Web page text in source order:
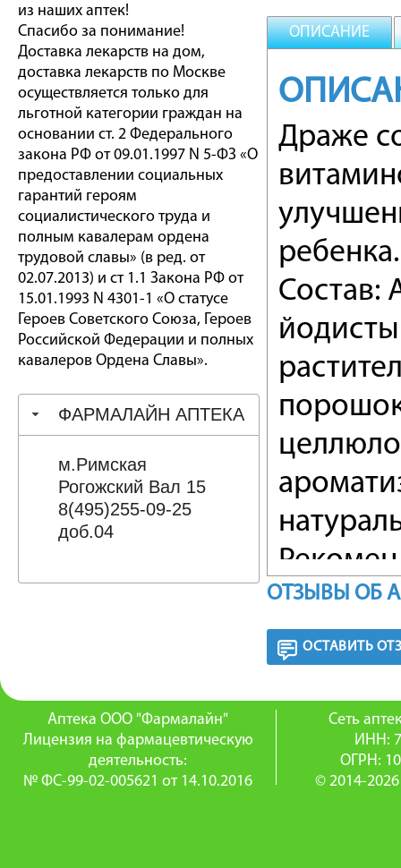
из наших аптек!
Спасибо за понимание!
Доставка лекарств на дом,
доставка лекарств по Москве
осуществляется только для
льготной категории граждан на
основании ст. 2 Федерального
закона РФ от 09.01.1997 N 5-ФЗ «О
предоставлении социальных
гарантий героям
социалистического труда и
полным кавалерам ордена
трудовой славы» (в ред. от
02.07.2013) и ст 1.1 Закона РФ от
15.01.1993 N 4301-1 «О статусе
Героев Советского Союза, Героев
Российской Федерации и полных
кавалеров Ордена Славы».
ФАРМАЛАЙН АПТЕКА
м.Римская
Рогожский Вал 15
8(495)255-09-25
доб.04
ОПИСАНИЕ
Драже
ребенка.
Состав:
мг,
ОТЗЫВЫ ОБ
ОСТАВИТЬ
Аптека ООО "Фармалайн"
Лицензия на фармацевтическую
деятельность:
№ ФС-99-02-005621 от 14.10.2016
Сеть
ИНН:
ОГРН:
© 2014-